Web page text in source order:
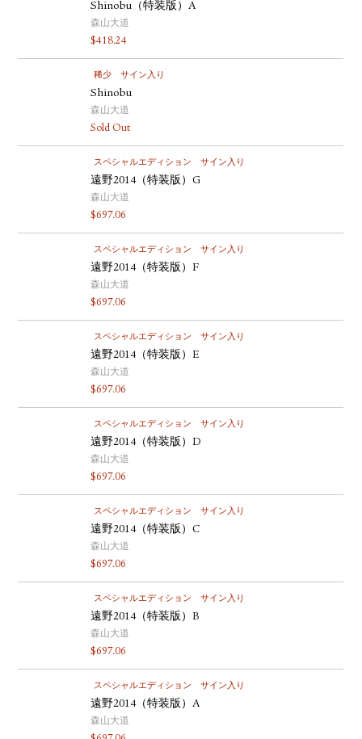
Shinobu（特装版）A
森山大道
$418.24
稀少 サイン入り
Shinobu
森山大道
Sold Out
スペシャルエディション サイン入り
遠野2014（特装版）G
森山大道
$697.06
スペシャルエディション サイン入り
遠野2014（特装版）F
森山大道
$697.06
スペシャルエディション サイン入り
遠野2014（特装版）E
森山大道
$697.06
スペシャルエディション サイン入り
遠野2014（特装版）D
森山大道
$697.06
スペシャルエディション サイン入り
遠野2014（特装版）C
森山大道
$697.06
スペシャルエディション サイン入り
遠野2014（特装版）B
森山大道
$697.06
スペシャルエディション サイン入り
遠野2014（特装版）A
森山大道